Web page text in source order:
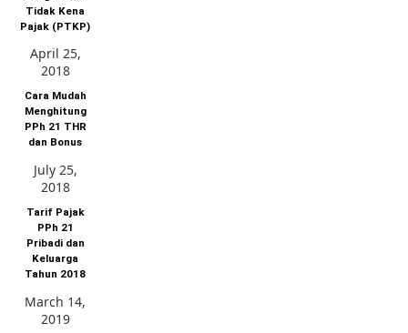
Tidak Kena
Pajak (PTKP)
April 25,
2018
Cara Mudah
Menghitung
PPh 21 THR
dan Bonus
July 25,
2018
Tarif Pajak
PPh 21
Pribadi dan
Keluarga
Tahun 2018
March 14,
2019